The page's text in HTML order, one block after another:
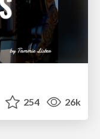
254 26k